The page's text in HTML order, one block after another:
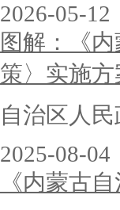
2026-05-12
图解：《
策〉实施方
自治区人民
2025-08-04
《内蒙古